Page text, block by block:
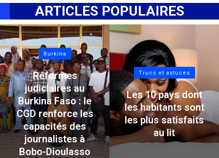
ARTICLES POPULAIRES
Burkina
Réformes
judiciaires au
Burkina Faso : le
CGD renforce les
capacités des
journalistes à
Bobo-Dioulasso
Trucs et astuces
Les 10 pays dont
les habitants sont
les plus satisfaits
au lit